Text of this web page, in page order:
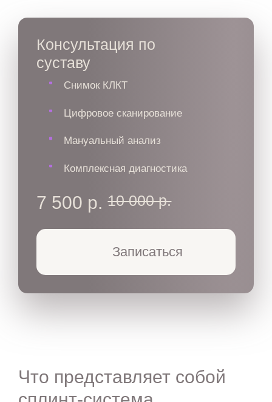
Консультация по
суставу
Снимок КЛКТ
Цифровое сканирование
Мануальный анализ
Комплексная диагностика
7 500 р. 10 000 р.
Записаться
Что представляет собой